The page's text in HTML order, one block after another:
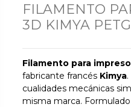
FILAMENTO
3D KIMYA
Filamento para
fabricante francés Kimya
cualidades mecánicas
misma marca.